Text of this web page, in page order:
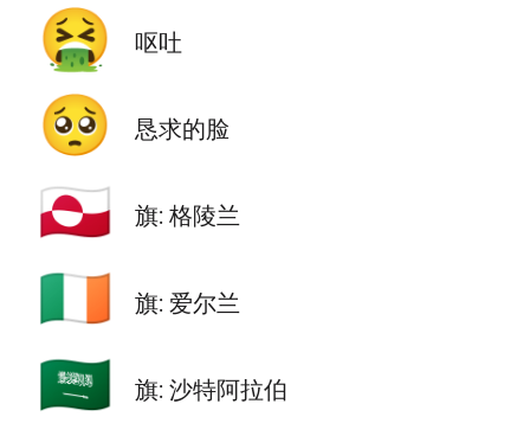
🤮 呕吐
🥺 恳求的脸
🇬🇱 旗: 格陵兰
🇮🇪 旗: 爱尔兰
🇸🇦 旗: 沙特阿拉伯